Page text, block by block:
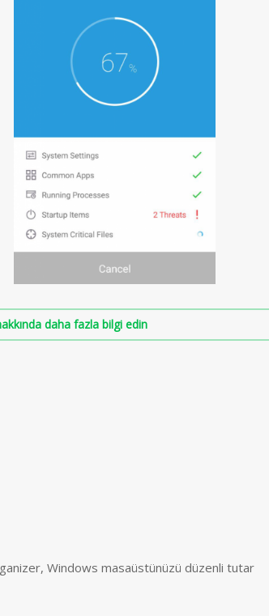
daha fazla bilgi edin
Windows masaüstünüzü düzenli tutar